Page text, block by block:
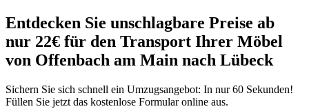
Entdecken Sie unschlagbare Preise ab
nur 22€ für den Transport Ihrer Möbel
von Offenbach am Main nach Lübeck
Sichern Sie sich schnell ein Umzugsangebot: In nur 60 Sekunden!
Füllen Sie jetzt das kostenlose Formular online aus.